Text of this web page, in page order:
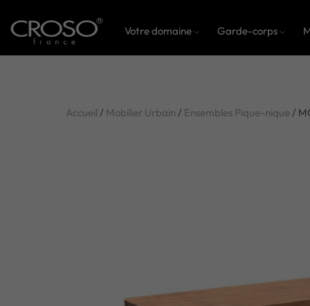
Votre domaine Garde-corps
Accueil / Mobilier Urbain / Ensembles Pique-nique /